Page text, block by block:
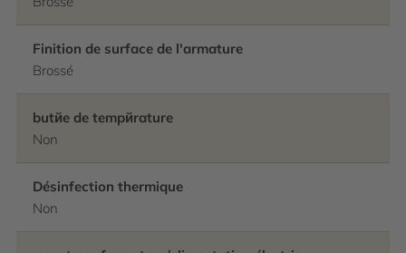
Finition de surface de l'armature
Brossé
butйe de tempйrature
Non
Désinfection thermique
Non